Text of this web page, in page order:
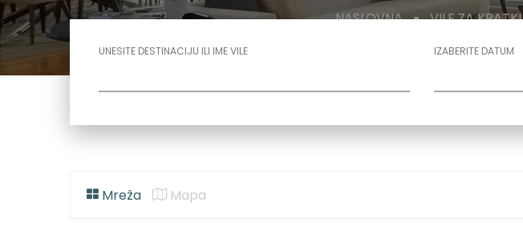
NASLOVNA VILE ZA
UNESITE DESTINACIJU ILI IME VILE IZABERITE DATUM
Mreža Mapa